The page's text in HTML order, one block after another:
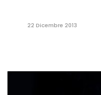
22 Dicembre 2013